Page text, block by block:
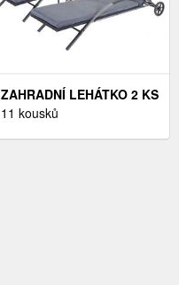
ZAHRADNÍ LEHÁTKO 2 KS
SE STOLKEM POLYRATAN
11 kousků